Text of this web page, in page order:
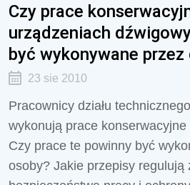
Czy prace
urządzeniach
być wykonywane
23 sie 2010
Pracownicy działu
wykonują prace
Czy prace te powinny być
osoby? Jakie przepisy regulują